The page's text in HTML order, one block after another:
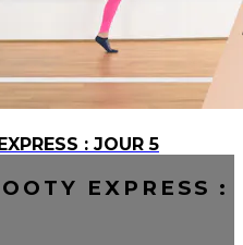
: JOUR 5
EXPRESS :